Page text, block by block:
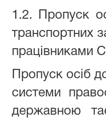
1.2. Пропуск
транспортних
працівниками
Пропуск осіб
системи
державною